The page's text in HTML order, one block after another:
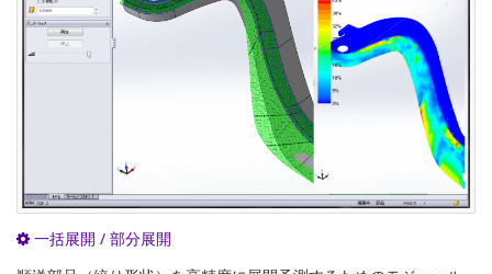
一括展開 / 部分展開